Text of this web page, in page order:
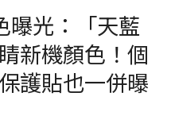
曝光：「天藍
新機顏色！個
護貼也一併曝